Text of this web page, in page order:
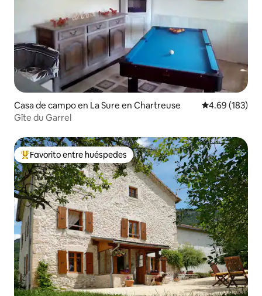
Casa de campo en La Sure en Chartreuse Calificación
4.69 (183)
Gîte du Garrel
Favorito entre huéspedes preferido
Favorito entre huéspedes